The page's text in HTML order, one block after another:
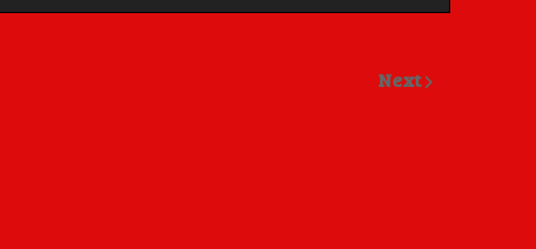
Next